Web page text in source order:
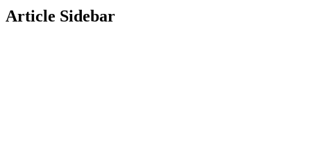
Article Sidebar